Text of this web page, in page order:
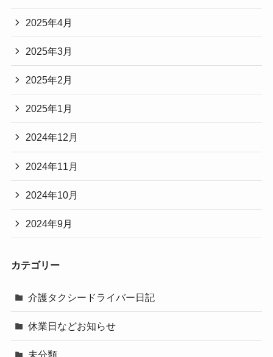
2025年4月
2025年3月
2025年2月
2025年1月
2024年12月
2024年11月
2024年10月
2024年9月
カテゴリー
介護タクシードライバー日記
休業日などお知らせ
未分類